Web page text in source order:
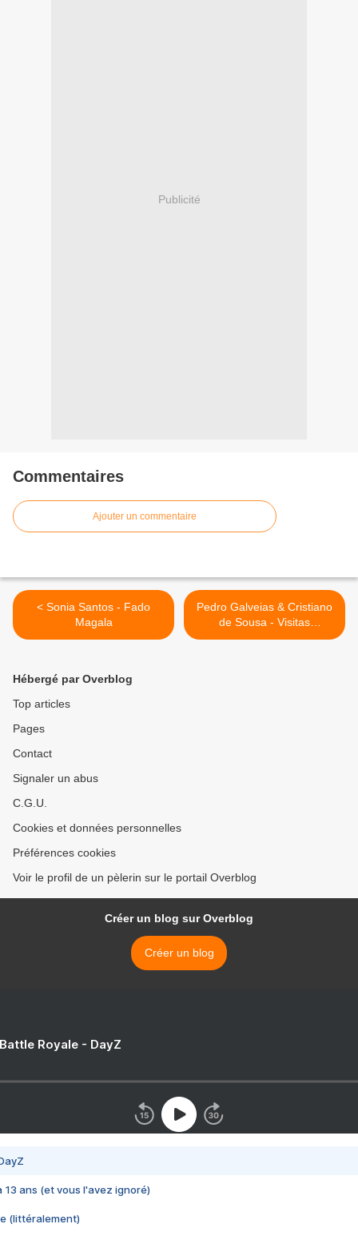
Publicité
Commentaires
Ajouter un commentaire
< Sonia Santos - Fado
Magala
Pedro Galveias & Cristiano
de Sousa - Visitas
Cantadas 2017 >
Hébergé par Overblog
Top articles
Pages
Contact
Signaler un abus
C.G.U.
Cookies et données personnelles
Préférences cookies
Voir le profil de un pèlerin sur le portail Overblog
Créer un blog sur Overblog
Créer un blog
Royale - DayZ
13 ans (et vous l'avez ignoré)
(littéralement)